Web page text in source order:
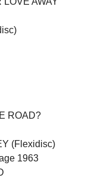
ROAD?
(Flexidisc)
1963